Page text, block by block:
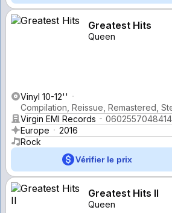
Greatest Hits
Queen
Vinyl 10-12''
Compilation, Reissue, Remastered,
Virgin EMI Records
0602557048414
Europe
2016
Rock
Vérifier le prix
Greatest Hits II
Queen